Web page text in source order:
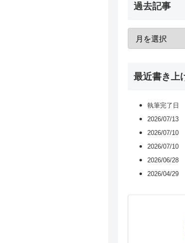
過去記事
最近書き上
執筆完了日
2026/07/13
2026/07/10
2026/07/10
2026/06/28
2026/04/29